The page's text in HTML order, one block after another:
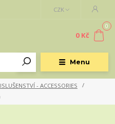
Menu
CZK
0
0 Kč
- ACCESSORIES